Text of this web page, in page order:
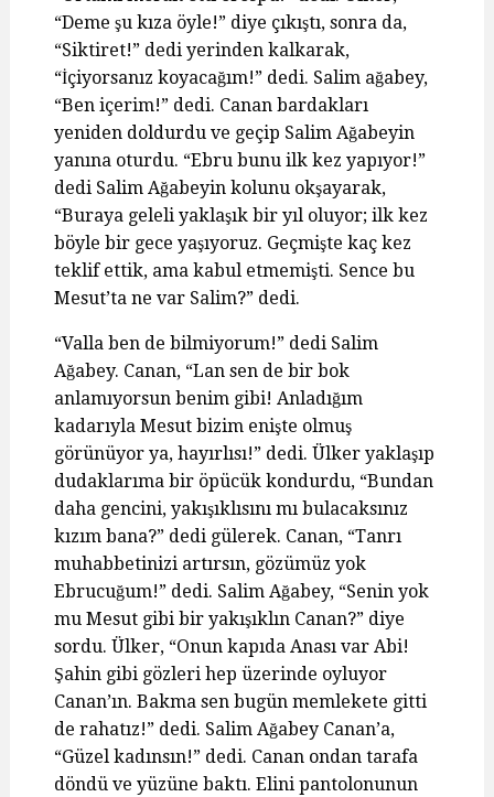
“Deme şu kıza öyle!” diye çıkıştı, sonra da,
“Siktiret!” dedi yerinden kalkarak,
“İçiyorsanız koyacağım!” dedi. Salim ağabey,
“Ben içerim!” dedi. Canan bardakları
yeniden doldurdu ve geçip Salim Ağabeyin
yanına oturdu. “Ebru bunu ilk kez yapıyor!”
dedi Salim Ağabeyin kolunu okşayarak,
“Buraya geleli yaklaşık bir yıl oluyor; ilk kez
böyle bir gece yaşıyoruz. Geçmişte kaç kez
teklif ettik, ama kabul etmemişti. Sence bu
Mesut’ta ne var Salim?” dedi.
“Valla ben de bilmiyorum!” dedi Salim
Ağabey. Canan, “Lan sen de bir bok
anlamıyorsun benim gibi! Anladığım
kadarıyla Mesut bizim enişte olmuş
görünüyor ya, hayırlısı!” dedi. Ülker yaklaşıp
dudaklarıma bir öpücük kondurdu, “Bundan
daha gencini, yakışıklısını mı bulacaksınız
kızım bana?” dedi gülerek. Canan, “Tanrı
muhabbetinizi artırsın, gözümüz yok
Ebrucuğum!” dedi. Salim Ağabey, “Senin yok
mu Mesut gibi bir yakışıklın Canan?” diye
sordu. Ülker, “Onun kapıda Anası var Abi!
Şahin gibi gözleri hep üzerinde oyluyor
Canan’ın. Bakma sen bugün memlekete gitti
de rahatız!” dedi. Salim Ağabey Canan’a,
“Güzel kadınsın!” dedi. Canan ondan tarafa
döndü ve yüzüne baktı. Elini pantolonunun